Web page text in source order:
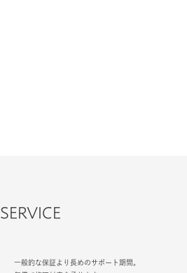
SERVICE
一般的な保証より長めのサポート期間。